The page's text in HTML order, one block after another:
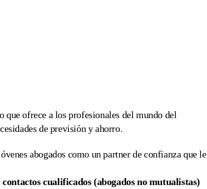
ofrece a los profesionales del mundo del
de previsión y ahorro.
abogados como un partner de confianza que le
cualificados (abogados no mutualistas)